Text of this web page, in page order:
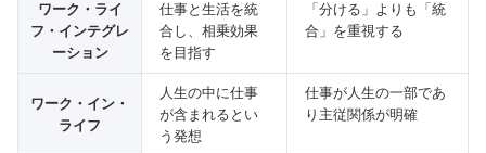
ワーク・ライ
フ・インテグレ
ーション
仕事と生活を統
合し、相乗効果
を目指す
「分ける」よりも「統
合」を重視する
ワーク・イン・
ライフ
人生の中に仕事
が含まれるとい
う発想
仕事が人生の一部であ
り主従関係が明確